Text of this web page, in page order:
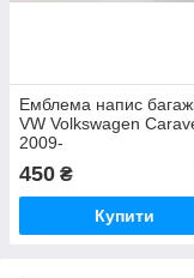
Емблема напис
VW Volkswagen
2009-
450 ₴
Купити